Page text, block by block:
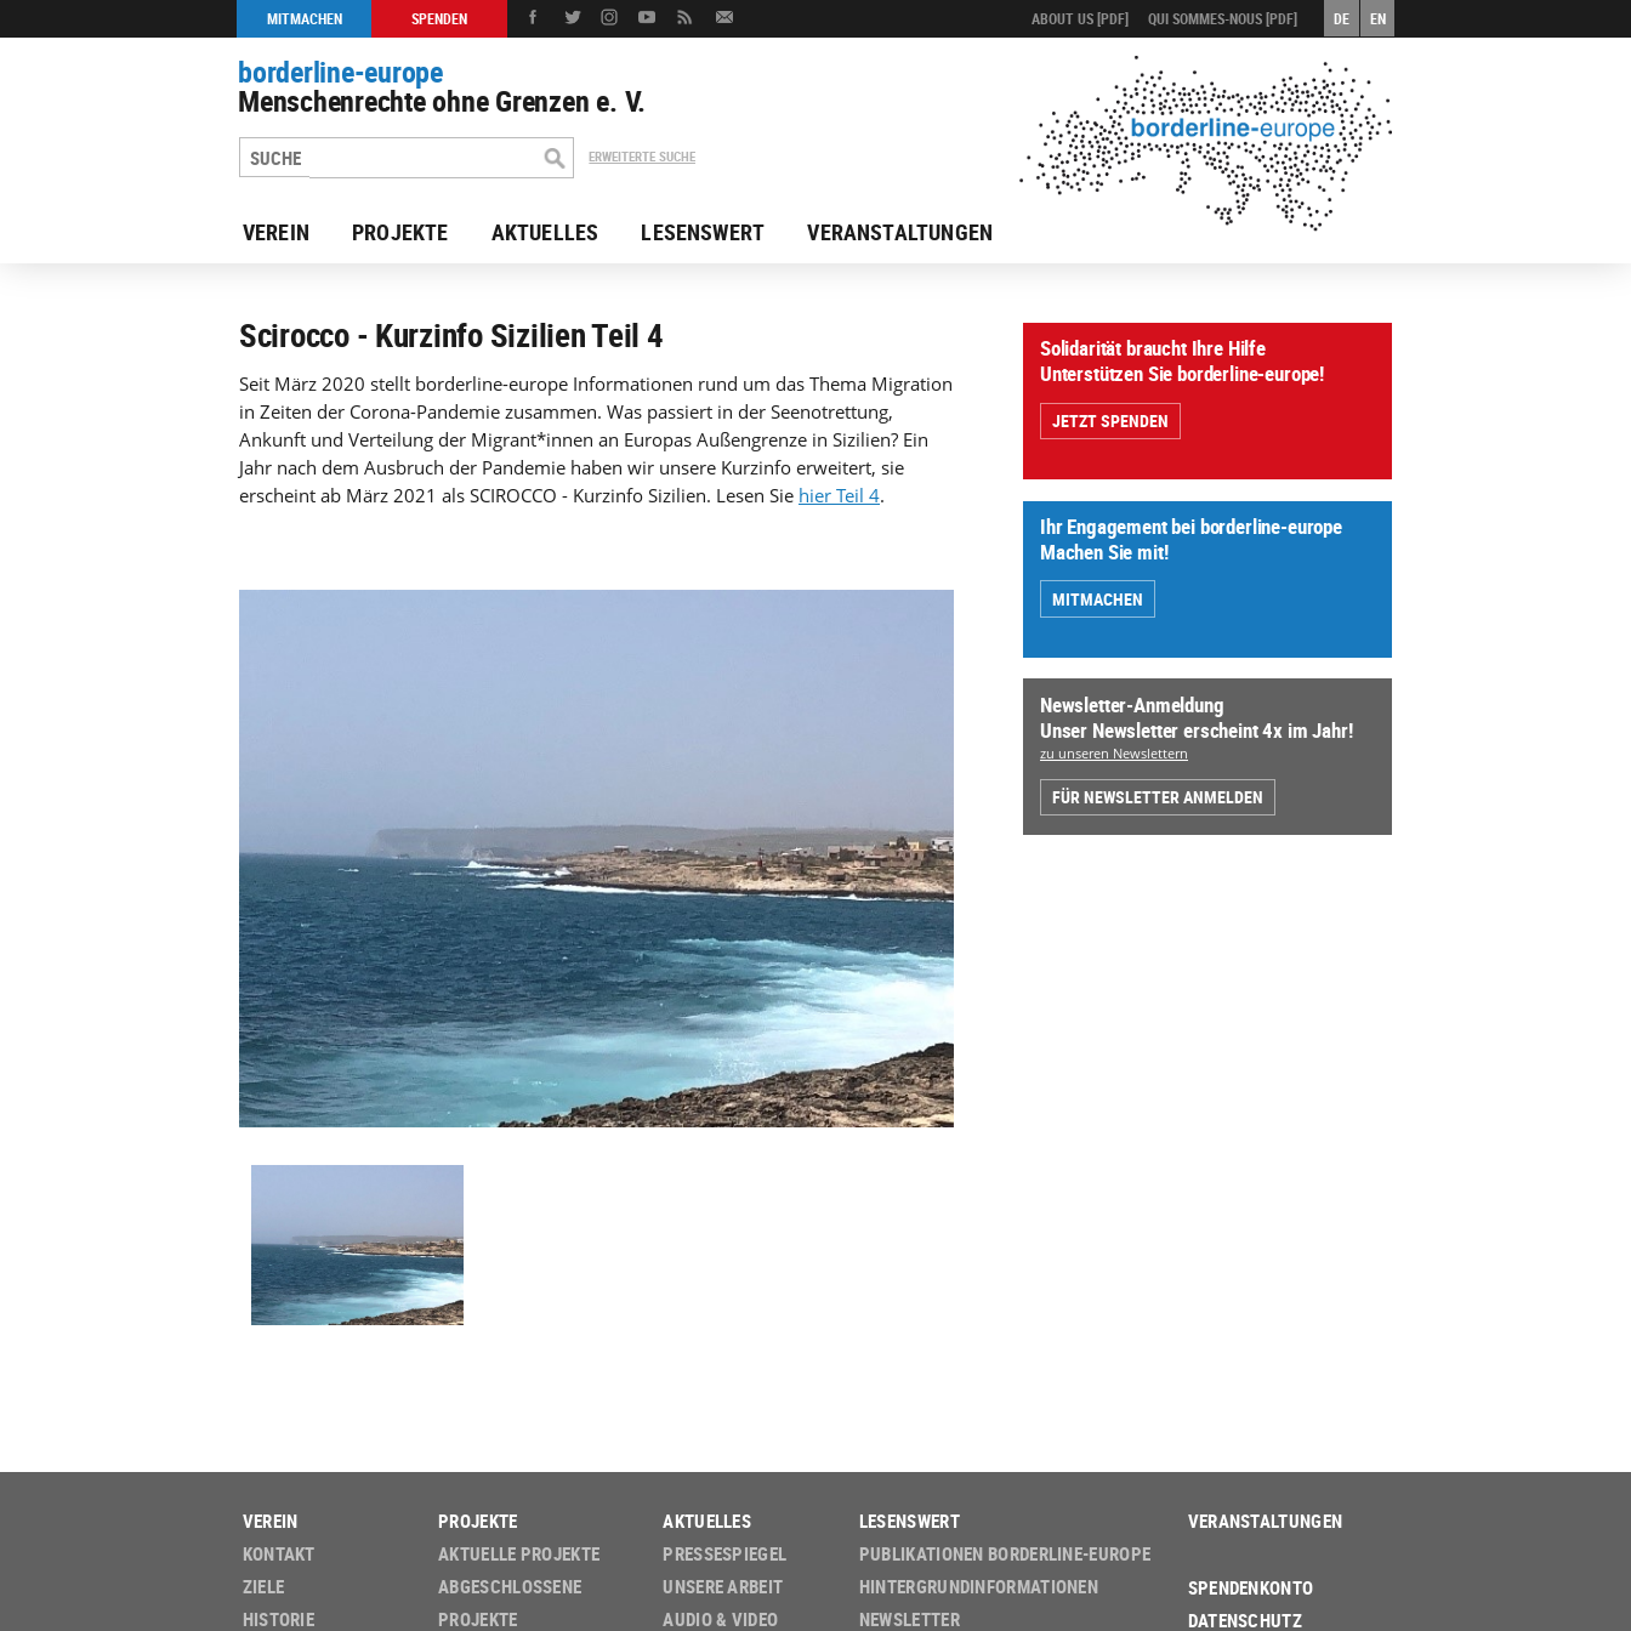
MITMACHEN SPENDEN ABOUT US [PDF] QUI SOMMES-NOUS [PDF] DE EN
borderline-europe
Menschenrechte ohne Grenzen e. V.
ERWEITERTE SUCHE
VEREIN PROJEKTE AKTUELLES LESENSWERT VERANSTALTUNGEN
zur Übersicht: Unsere Arbeit
Scirocco - Kurzinfo Sizilien Teil 4
Seit März 2020 stellt borderline-europe Informationen rund um das Thema Migration
in Zeiten der Corona-Pandemie zusammen. Was passiert in der Seenotrettung,
Ankunft und Verteilung der Migrant*innen an Europas Außengrenze in Sizilien? Ein
Jahr nach dem Ausbruch der Pandemie haben wir unsere Kurzinfo erweitert, sie
erscheint ab März 2021 als SCIROCCO - Kurzinfo Sizilien. Lesen Sie hier Teil 4.
Solidarität braucht Ihre Hilfe
Unterstützen Sie borderline-europe!
JETZT SPENDEN
Ihr Engagement bei borderline-europe
Machen Sie mit!
MITMACHEN
Newsletter-Anmeldung
Unser Newsletter erscheint 4x im Jahr!
zu unseren Newslettern
FÜR NEWSLETTER ANMELDEN
VEREIN
KONTAKT
ZIELE
HISTORIE
PROJEKTE
AKTUELLE PROJEKTE
ABGESCHLOSSENE
PROJEKTE
AKTUELLES
PRESSESPIEGEL
UNSERE ARBEIT
AUDIO & VIDEO
LESENSWERT
PUBLIKATIONEN BORDERLINE-EUROPE
HINTERGRUND­INFORMATIONEN
NEWSLETTER
VERANSTALTUNGEN
SPENDENKONTO
DATENSCHUTZ